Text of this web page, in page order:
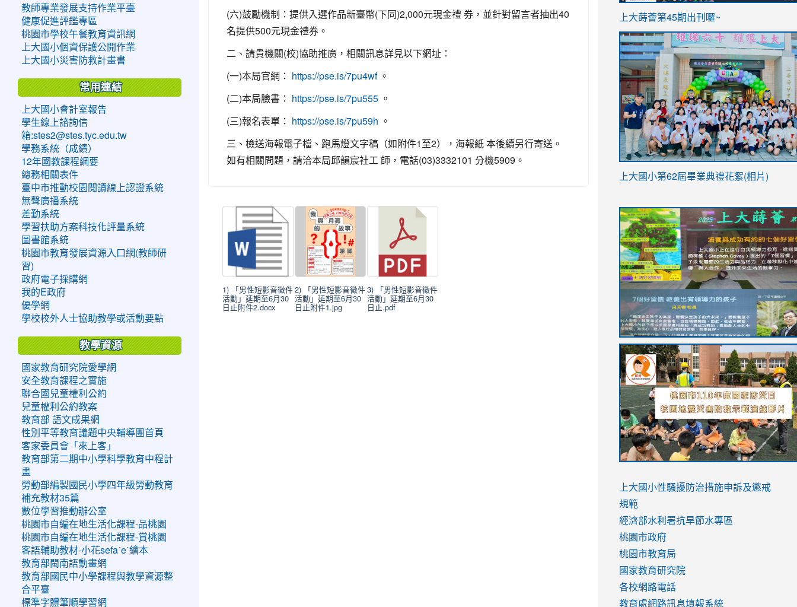
(六)鼓勵機制：提供入選作品新臺幣(下同)2,000元現金禮 券，並針對留言者抽出40
名提供500元現金禮券。
二、請貴機關(校)協助推廣，相關訊息詳見以下網址：
(一)本局官網：
https://pse.is/7pu4wf。
(二)本局臉書：
https://pse.is/7pu555 。
(三)報名表單：
https://pse.is/7pu59h
。
三、檢送海報電子檔、跑馬燈文字稿（如附件1至2），海報紙 本後續另行寄送。
如有相關問題，請洽本局邱韻宸社工 師，電話(03)3332101 分機5909。
1) 「男性短影音徵件
活動」延期至6月30
日止附件2.docx
2) 「男性短影音徵件
活動」延期至6月30
日止附件1.jpg
3) 「男性短影音徵件
活動」延期至6月30
日止.pdf
教師專業發展支持作業平臺
健康促進評鑑專區
桃園市學校午餐教育資訊網
上大國小個資保護公開作業
上大國小災害防救計畫書
常用連結
上大國小會計室報告
學生線上諮詢信
箱:stes2@stes.tyc.edu.tw
學務系統（成績）
12年國教課程綱要
總務相關表件
臺中市推動校園閱讀線上認證系統
無聲廣播系統
差勤系統
學習扶助方案科技化評量系統
圖書館系統
桃園市教育發展資源入口網(教師研
習)
政府電子採購網
我的E政府
優學網
學校校外人士協助教學或活動要點
教學資源
國家教育研究院愛學網
安全教育課程之實施
聯合國兒童權利公約
兒童權利公約教案
教育部 語文成果網
性別平等教育議題中央輔導團首頁
客家委員會「來上客」
教育部第二期中小學科學教育中程計
畫
勞動部編製國民小學四年級勞動教育
補充教材35篇
數位學習推動辦公室
桃園市自編在地生活化課程-品桃園
桃園市自編在地生活化課程-賞桃園
客語輔助教材-小花sefaˊeˋ繪本
教育部閩南語動畫網
教育部國民中小學課程與教學資源整
合平臺
標準字體筆順學習網
ink
https://sites.google.com/stes.tyc.edu.tw/
link
https://sites.google.com/stes.tyc.edu.tw/
上大蒔薈第45期出刊囉~
link
YfDQppRvyMk686kIw6SBbssEIZ6WnT/
usp=sharing
上大國小第62屆畢業典禮花絮(相片)
to
https://drive.google.com/file/d/1I-
YfDQppRvyMk686kIw6SBbssEIZ6WnT/
usp=sharing
to
https://sites.google.com/stes.tyc.edu.tw/
link
to
https://sites.google.com/stes.tyc.edu.tw/
link
to
https://drive.google.com/file/d/
usp=sharing
link
to
https://youtu.be/jJOMVWY3-
8M
link
to
https://drive.google.com/file/d/
usp=sharing
to
https://www.youtube.com/watch?
v=hC_gdZndU9s
to
https://www.youtube.com/watch?
v=hC_gdZndU9s
link
to
https://www.youtube.com/watch?
v=mfpNykQ0g4M
上大國小性騷擾防治措施申訴及懲戒
規範
經濟部水利署抗旱節水專區
桃園市政府
桃園市教育局
國家教育研究院
各校網路電話
教育處網路訊息填報系統